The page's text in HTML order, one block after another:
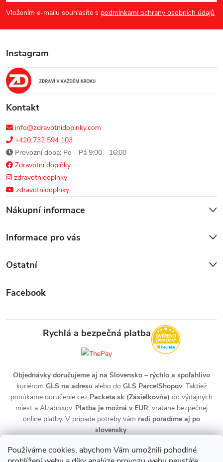
Používáme cookies, abychom Vám umožnili pohodlné
p
a
t
Vložením e-mailu souhlasíte s podmínkami ochrany osobních údajů
Instagram
Kontakt
info@zdravotnidoplnky.com
+420 732 594 103
Provozní doba: Po - Pá 9:00 - 16:00
Zdravotní doplňky
zdravotnidoplnky
zdravotnidoplnky
Nákupní informace
Informace pro vás
Ostatní
Facebook
Rychlá a bezpečná platba
Objednávky doručujeme aj na Slovensko – rýchlo a spoľahlivo
kuriérom GLS na adresualebo do GLS ParcelShopov. Taktiež
ponúkame doručenie cez Packeta.sk (Zásielkovňa) do výdajných
miest a Alzaboxov. Platba je možná v EUR, vrátane bezpečnej
online platby. V prípade potreby vám radi poradíme aj po
slovensky.